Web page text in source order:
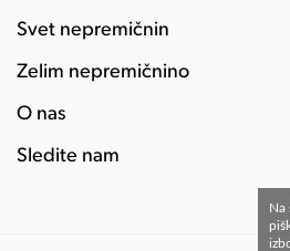
Svet nepremičnin
Želim nepremičnino
O nas
Sledite nam
Na